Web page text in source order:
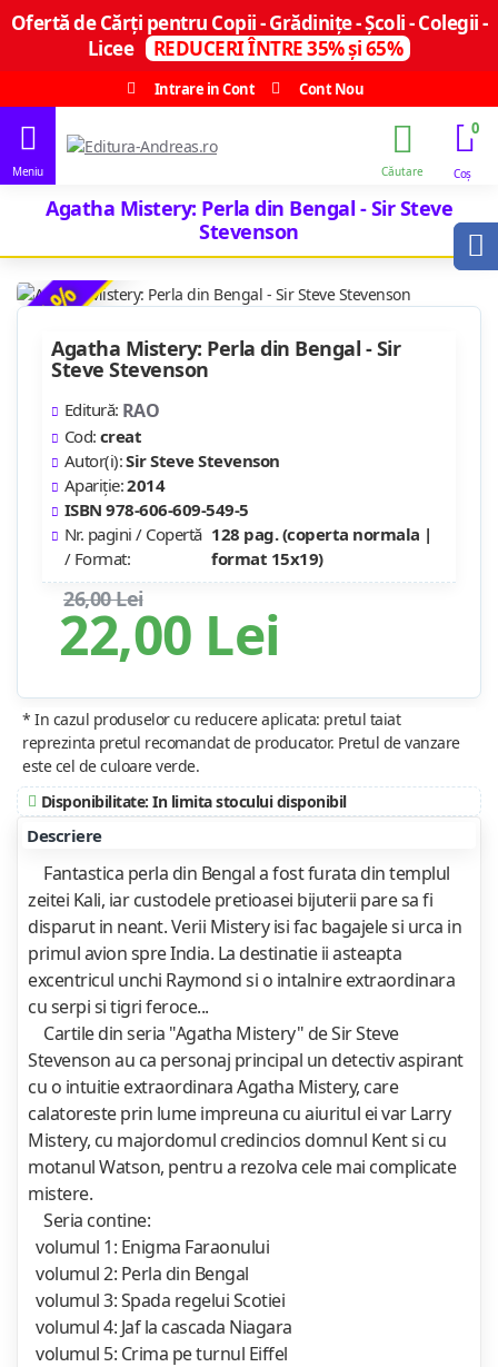
Ofertă de Cărți pentru Copii - Grădinițe - Școli - Colegii -
Licee
REDUCERI ÎNTRE 35% și 65%
Intrare in Cont
Cont Nou
0
Agatha Mistery: Perla din Bengal - Sir Steve
Stevenson
-15 %
22,00 Lei
26,00 Lei
Agatha Mistery: Perla din Bengal - Sir
Steve Stevenson
Editură: RAO
Cod: creat
Autor(i):Sir Steve Stevenson
Apariție:2014
ISBN 978-606-609-549-5
Nr. pagini / Copertă
/ Format:
128 pag. (coperta normala |
format 15x19)
* In cazul produselor cu reducere aplicata: pretul taiat
reprezinta pretul recomandat de producator. Pretul de vanzare
este cel de culoare verde.
Disponibilitate: In limita stocului disponibil
Descriere
Fantastica perla din Bengal a fost furata din templul
zeitei Kali, iar custodele pretioasei bijuterii pare sa fi
disparut in neant. Verii Mistery isi fac bagajele si urca in
primul avion spre India. La destinatie ii asteapta
excentricul unchi Raymond si o intalnire extraordinara
cu serpi si tigri feroce...
Cartile din seria "Agatha Mistery" de Sir Steve
Stevenson au ca personaj principal un detectiv aspirant
cu o intuitie extraordinara Agatha Mistery, care
calatoreste prin lume impreuna cu aiuritul ei var Larry
Mistery, cu majordomul credincios domnul Kent si cu
motanul Watson, pentru a rezolva cele mai complicate
mistere.
Seria contine:
volumul 1: Enigma Faraonului
volumul 2: Perla din Bengal
volumul 3: Spada regelui Scotiei
volumul 4: Jaf la cascada Niagara
volumul 5: Crima pe turnul Eiffel